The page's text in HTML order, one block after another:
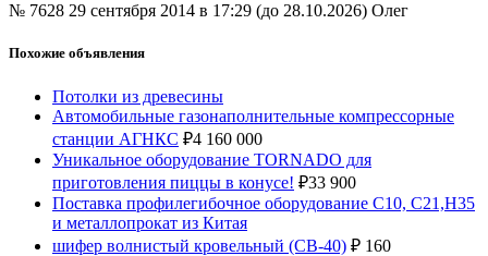
№ 7628 29 сентября 2014 в 17:29 (до 28.10.2026) Олег
Похожие объявления
Потолки из древесины
Автомобильные газонаполнительные компрессорные
станции АГНКС ₽4 160 000
Уникальное оборудование TORNADO для
приготовления пиццы в конусе! ₽33 900
Поставка профилегибочное оборудование С10, С21,Н35
и металлопрокат из Китая
шифер волнистый кровельный (СВ-40) ₽ 160